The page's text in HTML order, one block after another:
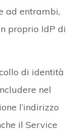
ad entrambi,
proprio IdP di
di identità
nel
l’indirizzo
il Service